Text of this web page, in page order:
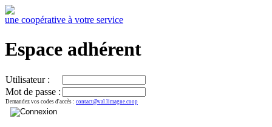
une coopérative à votre service
Espace adhérent
Utilisateur :
Mot de passe :
Demandez vos codes d'accès : contact@val.limagne.coop